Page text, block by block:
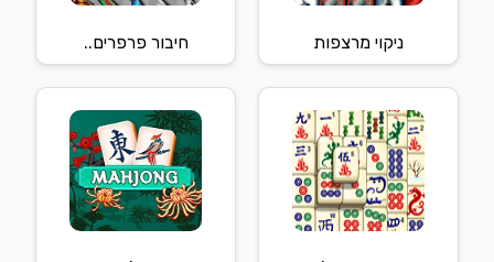
ניקוי מרצפות חיבור פרפרים..